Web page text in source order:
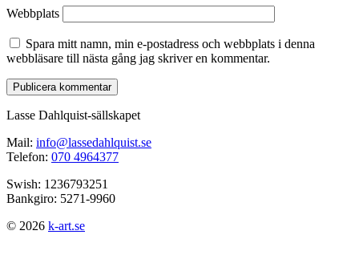
Webbplats
Spara mitt namn, min e-postadress och webbplats i denna
webbläsare till nästa gång jag skriver en kommentar.
Lasse Dahlquist-sällskapet
Mail: info@lassedahlquist.se
Telefon: 070 4964377
Swish: 1236793251
Bankgiro: 5271-9960
© 2026 k-art.se